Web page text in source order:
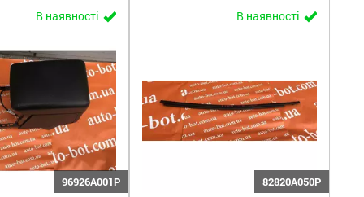
В наявності
96926A001P
В наявності
82820A050P